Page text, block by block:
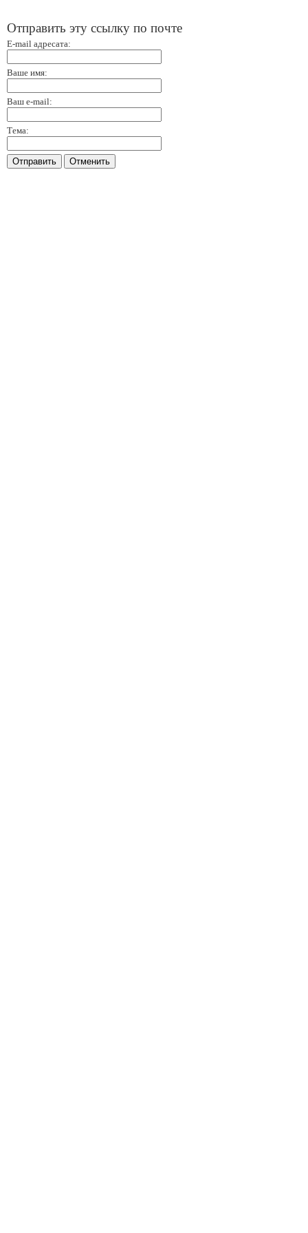
Отправить эту ссылку по почте
E-mail адресата:
Ваше имя:
Ваш e-mail:
Тема:
Отправить Отменить